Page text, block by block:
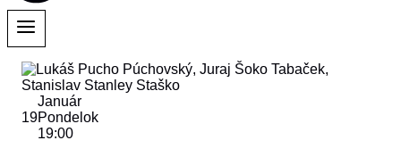
19
Január
Pondelok
19:00